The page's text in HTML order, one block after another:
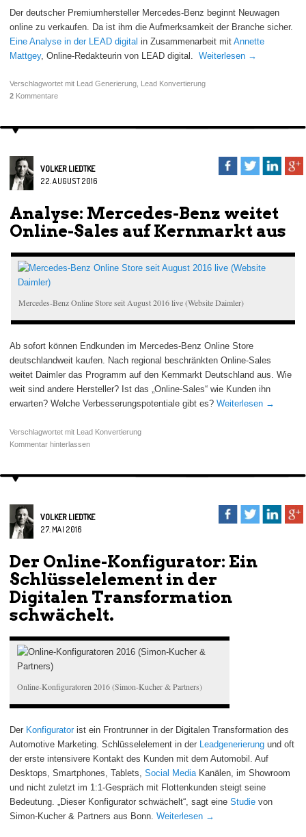
Der deutscher Premiumhersteller Mercedes-Benz beginnt Neuwagen
online zu verkaufen. Da ist ihm die Aufmerksamkeit der Branche sicher.
Eine Analyse in der LEAD digital in Zusammenarbeit mit Annette
Mattgey, Online-Redakteurin von LEAD digital. Weiterlesen →
Verschlagwortet mit Lead Generierung Lead Konvertierung
2 Kommentare
VOLKER LIEDTKE
22. AUGUST 2016
Analyse: Mercedes-Benz weitet
Online-Sales auf Kernmarkt aus
Mercedes-Benz Online Store seit August 2016 live (Website Daimler)
Ab sofort können Endkunden im Mercedes-Benz Online Store
deutschlandweit kaufen. Nach regional beschränkten Online-Sales
weitet Daimler das Programm auf den Kernmarkt Deutschland aus. Wie
weit sind andere Hersteller? Ist das „Online-Sales“ wie Kunden ihn
erwarten? Welche Verbesserungspotentiale gibt es? Weiterlesen →
Verschlagwortet mit Lead Konvertierung
Kommentar hinterlassen
VOLKER LIEDTKE
27. MAI 2016
Der Online-Konfigurator: Ein
Schlüsselelement in der
Digitalen Transformation
schwächelt.
Online-Konfiguratoren 2016 (Simon-Kucher & Partners)
Der Konfiguratorist ein Frontrunner in der Digitalen Transformation des
Automotive Marketing. Schlüsselelement in der Leadgenerierung und oft
der erste intensivere Kontakt des Kunden mit dem Automobil. Auf
Desktops, Smartphones, Tablets, Social Media Kanälen, im Showroom
und nicht zuletzt im 1:1-Gespräch mit Flottenkunden steigt seine
Bedeutung. „Dieser Konfigurator schwächelt“, sagt eine Studie von
Simon-Kucher & Partners aus Bonn. Weiterlesen →